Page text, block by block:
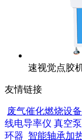
速视觉点胶
友情链接
废气催化燃烧设备
线电导率仪 真空
环器 智能轴承加